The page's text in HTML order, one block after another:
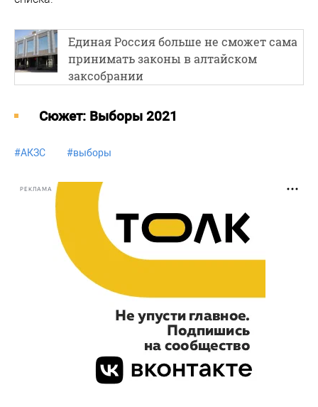
Единая Россия больше не сможет сама
принимать законы в алтайском
заксобрании
Cюжет: Выборы 2021
#АКЗС #выборы
РЕКЛАМА